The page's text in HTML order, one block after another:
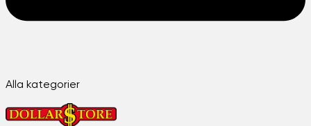
Alla kategorier